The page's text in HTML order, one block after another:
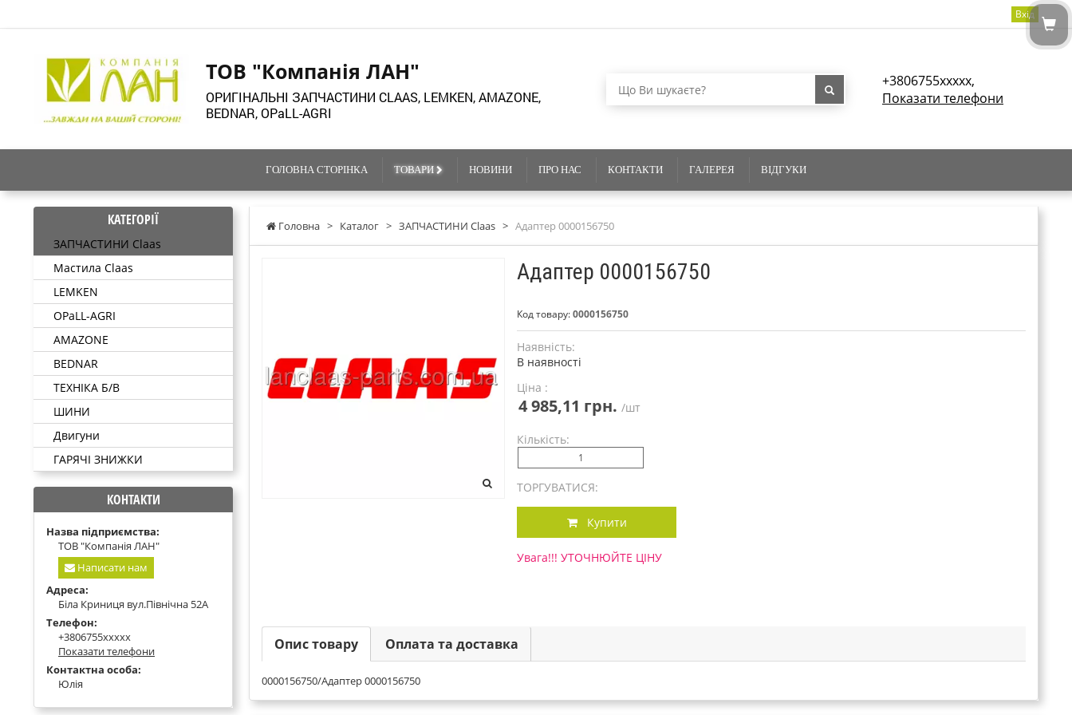
Вхід
ТОВ "Компанія ЛАН"
ОРИГІНАЛЬНІ ЗАПЧАСТИНИ CLAAS, LEMKEN, AMAZONE,
BEDNAR, OPaLL-AGRI
+3806755xxxxx,
Показати телефони
ГОЛОВНА СТОРІНКА ТОВАРИ НОВИНИ ПРО НАС КОНТАКТИ ГАЛЕРЕЯ ВІДГУКИ
Головна > Каталог > ЗАПЧАСТИНИ Claas > Адаптер 0000156750
Адаптер 0000156750
Код товару:0000156750
Наявність:
В наявності
Ціна :
4 985,11 грн. /шт
Кількість:
ТОРГУВАТИСЯ:
Купити
Увага!!! УТОЧНЮЙТЕ ЦІНУ
Опис товару Оплата та доставка
0000156750/Адаптер 0000156750
КАТЕГОРІЇ
ЗАПЧАСТИНИ Claas
Мастила Claas
LEMKEN
OPaLL-AGRI
AMAZONE
BEDNAR
ТЕХНІКА Б/В
ШИНИ
Двигуни
ГАРЯЧІ ЗНИЖКИ
КОНТАКТИ
Назва підприємства:
ТОВ "Компанія ЛАН"
Написати нам
Адреса:
Біла Криниця вул.Північна 52А
Телефон:
+3806755xxxxx
Показати телефони
Контактна особа:
Юлія